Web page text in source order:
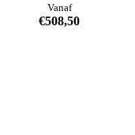
Vanaf
€508,50